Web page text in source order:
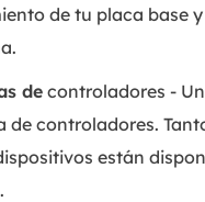
de tu placa base
decontroladores -
de controladores.
están